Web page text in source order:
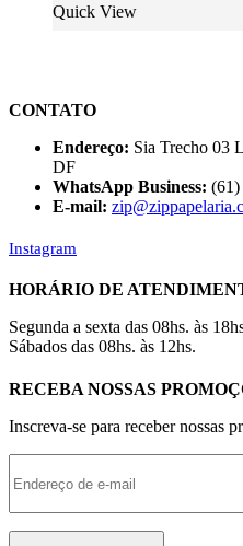
Quick View
CONTATO
Endereço: Sia Trecho 03
DF
WhatsApp Business: (61)
E-mail:
Instagram
HORÁRIO DE
Segunda a sexta das 08hs. às
Sábados das 08hs. às 12hs.
RECEBA NOSSAS
Inscreva-se para receber nossas